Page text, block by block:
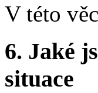
V této
6. Jaké
situace